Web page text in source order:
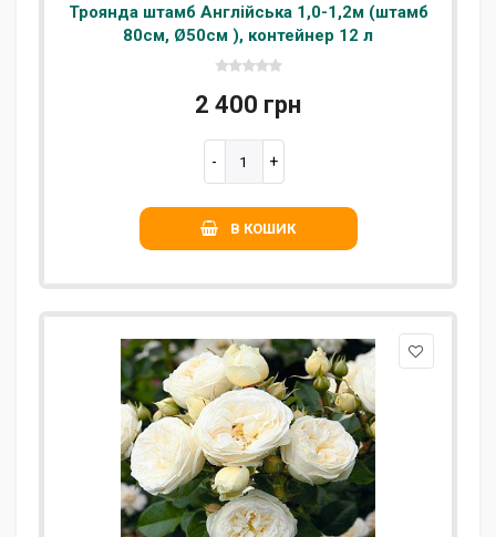
Троянда штамб Англійська 1,0-1,2м (штамб
80см, Ø50см ), контейнер 12 л
2 400 грн
В КОШИК